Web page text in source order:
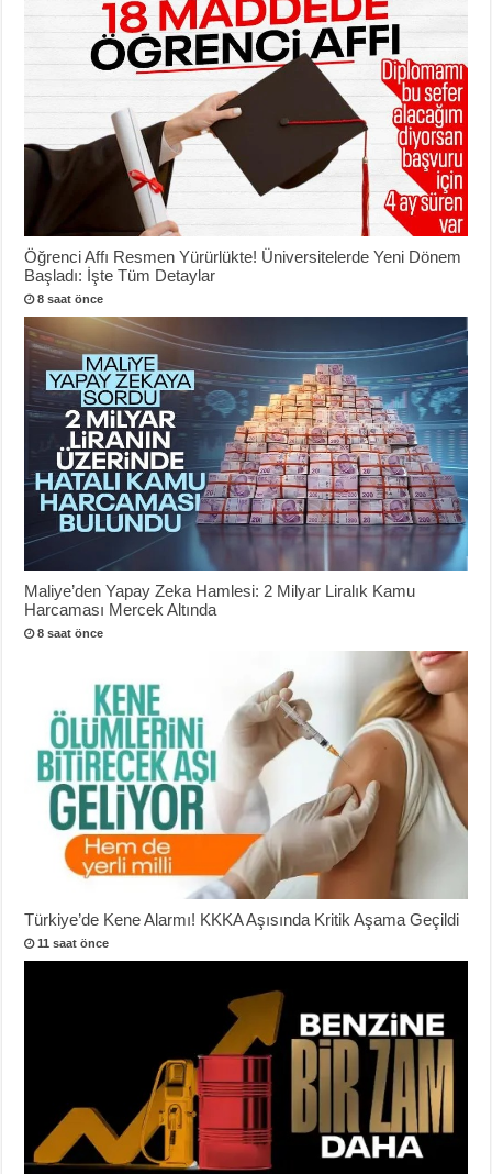
Öğrenci Affı Resmen Yürürlükte! Üniversitelerde Yeni Dönem
Başladı: İşte Tüm Detaylar
8 saat önce
Maliye’den Yapay Zeka Hamlesi: 2 Milyar Liralık Kamu
Harcaması Mercek Altında
8 saat önce
Türkiye’de Kene Alarmı! KKKA Aşısında Kritik Aşama Geçildi
11 saat önce